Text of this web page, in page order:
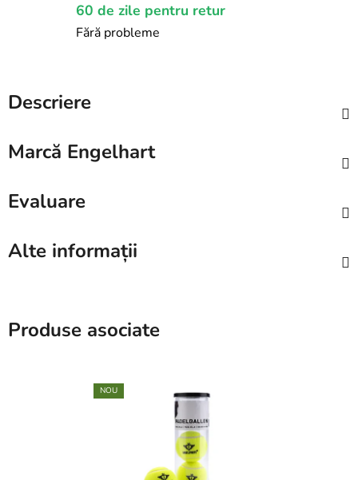
60 de zile pentru retur
Fără probleme
Descriere
Marcă Engelhart
Evaluare
Alte informații
Produse asociate
NOU